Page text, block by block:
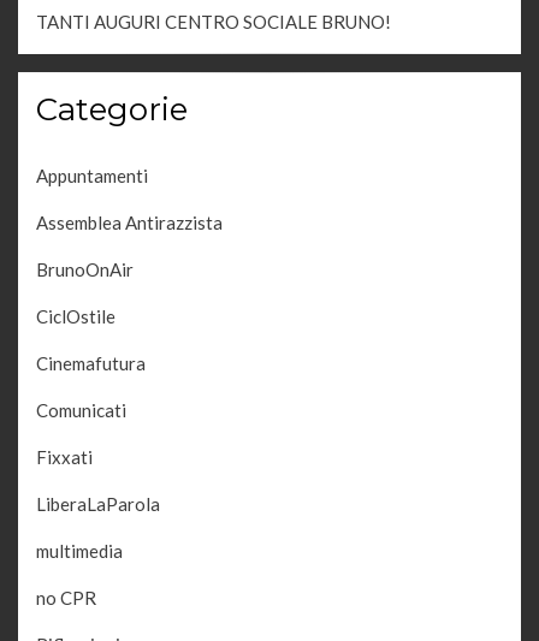
TANTI AUGURI CENTRO SOCIALE BRUNO!
Categorie
Appuntamenti
Assemblea Antirazzista
BrunoOnAir
CiclOstile
Cinemafutura
Comunicati
Fixxati
LiberaLaParola
multimedia
no CPR